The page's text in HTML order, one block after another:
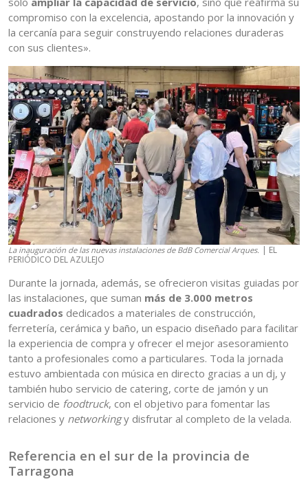
compromiso con la excelencia, apostando por la innovación y
la cercanía para seguir construyendo relaciones duraderas
con sus clientes».
La inauguración de las nuevas instalaciones de BdB Comercial Arques. | EL
PERIÓDICO DEL AZULEJO
Durante la jornada, además, se ofrecieron visitas guiadas por
las instalaciones, que suman más de 3.000 metros
cuadrados dedicados a materiales de construcción,
ferretería, cerámica y baño, un espacio diseñado para facilitar
la experiencia de compra y ofrecer el mejor asesoramiento
tanto a profesionales como a particulares. Toda la jornada
estuvo ambientada con música en directo gracias a un dj, y
también hubo servicio de catering, corte de jamón y un
servicio de foodtruck, con el objetivo para fomentar las
relaciones y networkingy disfrutar al completo de la velada.
Referencia en el sur de la provincia de
Tarragona